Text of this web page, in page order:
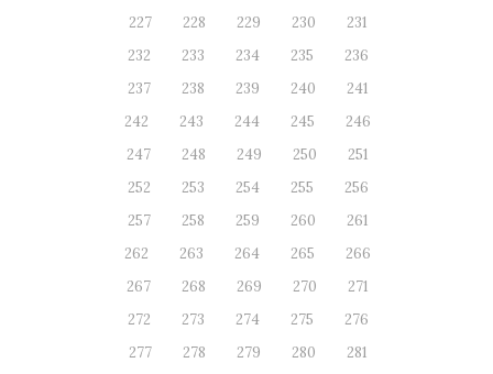
227
228 229 230
231
232
233 234 235
236
237
238 239 240
241
242
243 244 245
246
247
248 249 250
251
252
253 254 255
256
257
258 259 260
261
262
263 264 265
266
267
268 269 270
271
272
273 274 275
276
277
278 279 280
281